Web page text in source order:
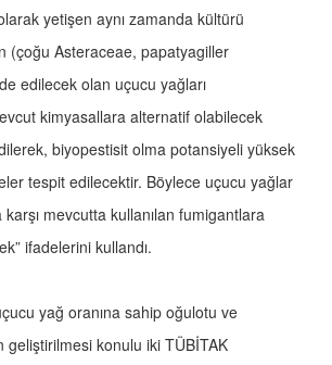
yetişen aynı zamanda kültürü
(çoğu Asteraceae, papatyagiller
edilecek olan uçucu yağları
kimyasallara alternatif olabilecek
biyopestisit olma potansiyeli yüksek
tespit edilecektir. Böylece uçucu yağlar
karşı mevcutta kullanılan fumigantlara
ifadelerini kullandı.
yağ oranına sahip oğulotu ve
geliştirilmesi konulu iki TÜBİTAK